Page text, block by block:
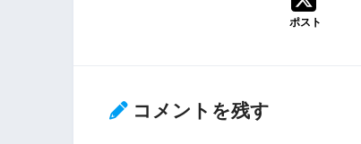
ポスト
コメントを残す